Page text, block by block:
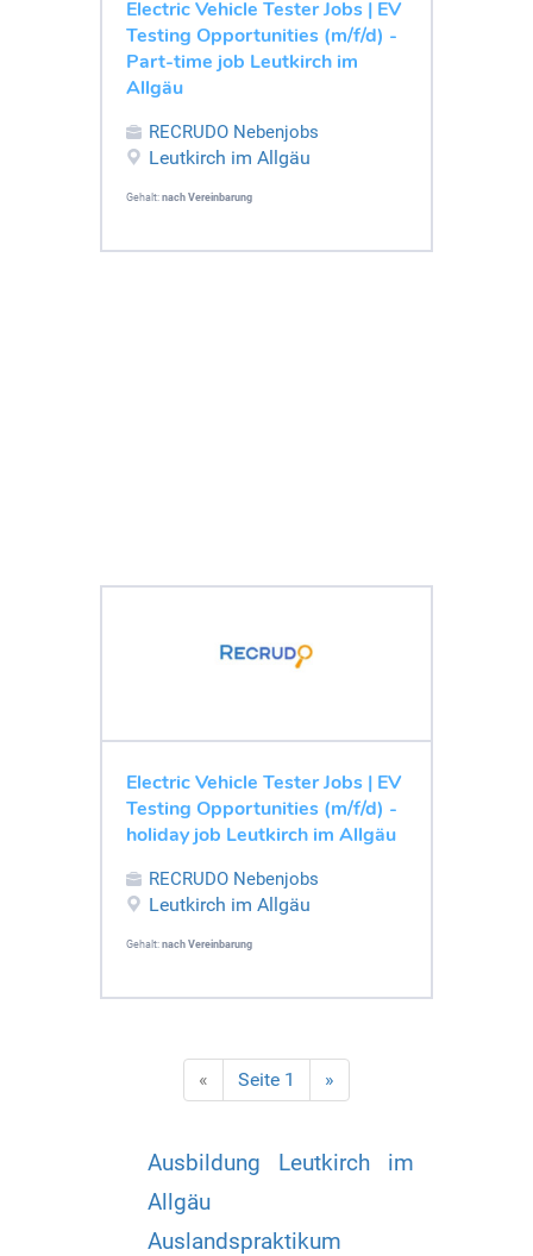
Electric Vehicle Tester Jobs | EV
Testing Opportunities (m/f/d) -
Part-time job Leutkirch im
Allgäu
RECRUDO Nebenjobs
Leutkirch im Allgäu
Gehalt: nach Vereinbarung
Electric Vehicle Tester Jobs | EV
Testing Opportunities (m/f/d) -
holiday job Leutkirch im Allgäu
RECRUDO Nebenjobs
Leutkirch im Allgäu
Gehalt: nach Vereinbarung
« Seite 1 »
Ausbildung Leutkirch im
Allgäu
Auslandspraktikum